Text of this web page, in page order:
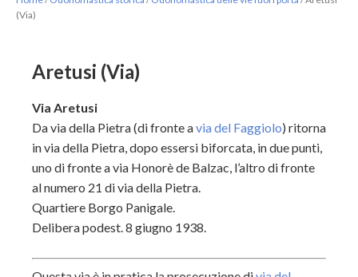
(Via)
Aretusi (Via)
Via Aretusi
Da via della Pietra (di fronte avia del Faggiolo) ritorna
in via della Pietra, dopo essersi biforcata, in due punti,
uno di fronte a via Honorè de Balzac, l’altro di fronte
al numero 21 di via della Pietra.
Quartiere Borgo Panigale.
Delibera podest. 8 giugno 1938.